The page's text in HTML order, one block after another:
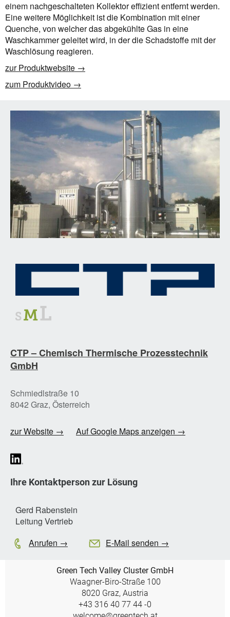
einem nachgeschalteten Kollektor effizient entfernt werden.
Eine weitere Möglichkeit ist die Kombination mit einer
Quenche, von welcher das abgekühlte Gas in eine
Waschkammer geleitet wird, in der die Schadstoffe mit der
Waschlösung reagieren.
zur Produktwebsite →
zum Produktvideo →
CTP – Chemisch Thermische Prozesstechnik
GmbH
Schmiedlstraße 10
8042 Graz, Österreich
zur Website → Auf Google Maps anzeigen →
Ihre Kontaktperson zur Lösung
Gerd Rabenstein
Leitung Vertrieb
Anrufen →
E-Mail senden →
Green Tech Valley Cluster GmbH
Waagner-Biro-Straße 100
8020 Graz, Austria
+43 316 40 77 44 -0